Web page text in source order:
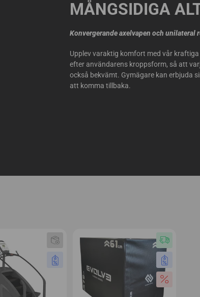
MÅNGSIDIGA
Konvergerande axelvapen och unilateral
Upplev varaktig komfort med vår
efter användarens kroppsform, så att
också bekvämt. Gymägare kan erbjuda
att komma tillbaka.